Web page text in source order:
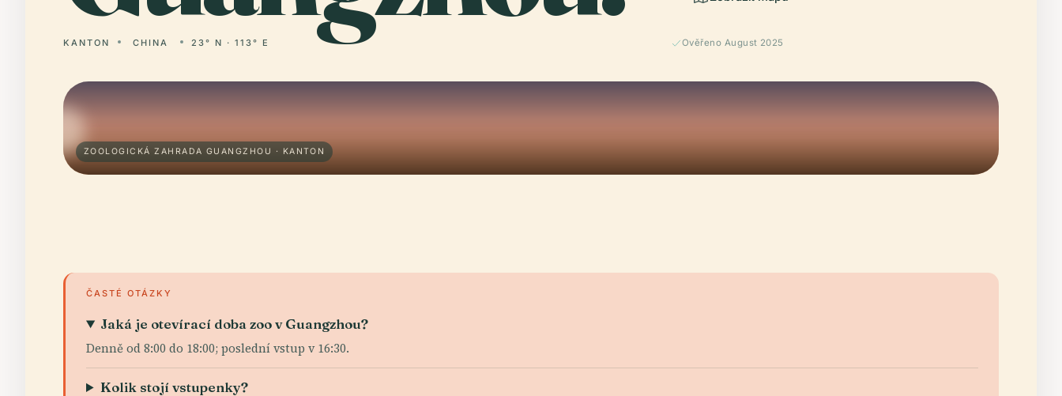
KANTON CHINA 23° N · 113° E Ověřeno August 2025
ZOOLOGICKÁ ZAHRADA GUANGZHOU · KANTON
ČASTÉ OTÁZKY
Jaká je otevírací doba zoo v Guangzhou?
Denně od 8:00 do 18:00; poslední vstup v 16:30.
Kolik stojí vstupenky?